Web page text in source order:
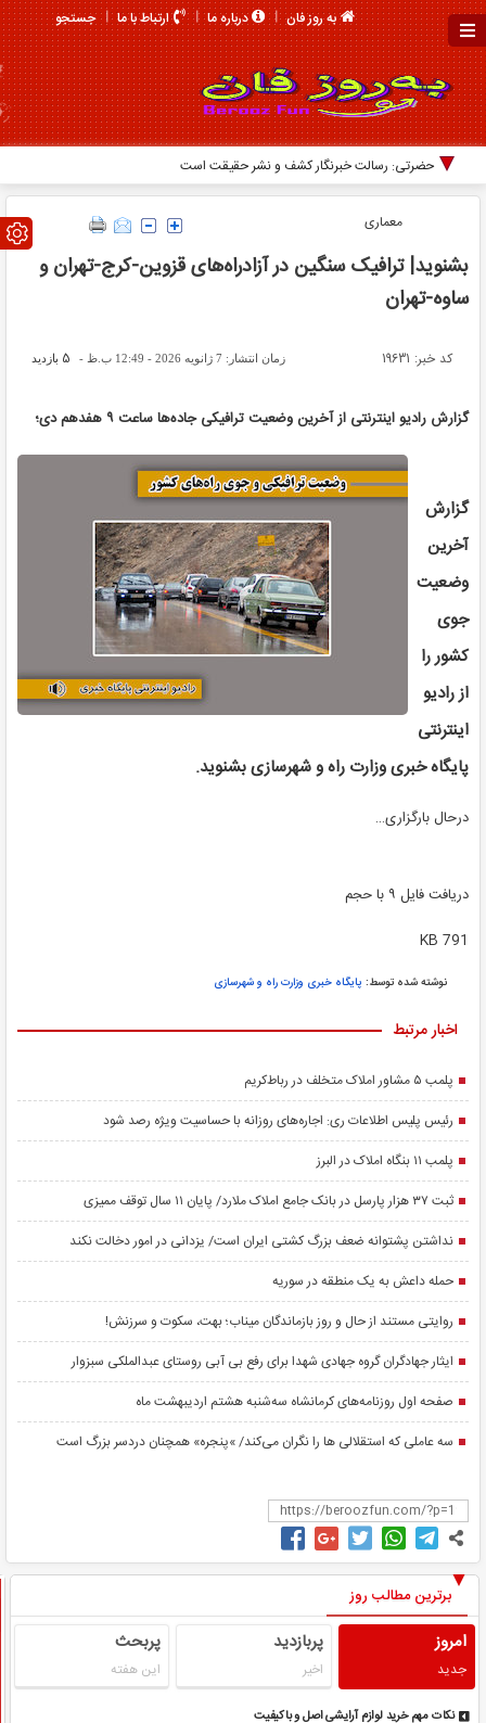
به روز فان درباره ما ارتباط با ما جستجو
قائم‌
معماری
بشنوید| ترافیک سنگین در آزادراه‌های قزوین-کرج-تهران و
ساوه-تهران
کد خبر: 19631 زمان انتشار: 7 ژانویه 2026 - 12:49 ب.ظ - 5 بازدید
گزارش رادیو اینترنتی از آخرین وضعیت ترافیکی جاده‌ها ساعت ۹ هفدهم دی؛
گزارش
آخرین
وضعیت
جوی
کشور را
از رادیو
اینترنتی
پایگاه خبری وزارت راه و شهرسازی بشنوید.
درحال بارگزاری…
دریافت فایل ۹ با حجم
791 KB
نوشته شده توسط: پایگاه خبری وزارت راه و شهرسازی
اخبار مرتبط
پلمب ۵ مشاور املاک متخلف در رباط‌کریم
رئیس پلیس اطلاعات ری: اجاره‌های روزانه با حساسیت ویژه رصد شود
پلمب ۱۱ بنگاه املاک در البرز
ثبت ۳۷ هزار پارسل در بانک جامع املاک ملارد/ پایان ۱۱ سال توقف ممیزی
نداشتن پشتوانه ضعف بزرگ کشتی ایران است/ یزدانی در امور دخالت نکند
حمله داعش به یک منطقه در سوریه
روایتی مستند از حال و روز بازماندگان میناب؛ بهت، سکوت و سرزنش!
ایثار جهادگران گروه جهادی شهدا برای رفع بی آبی روستای عبدالملکی سبزوار
صفحه اول روزنامه‌های کرمانشاه سه‌شنبه هشتم اردیبهشت ماه
سه عاملی که استقلالی ها را نگران می‌کند/ »پنجره» همچنان دردسر بزرگ است
برترین مطالب روز
امروز
جدید
پربازدید
اخیر
پربحث
این هفته
نکات مهم خرید لوازم آرایشی اصل و باکیفیت